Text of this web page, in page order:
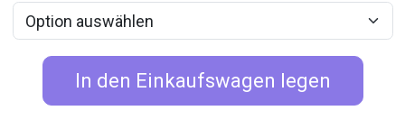
In den Einkaufswagen legen